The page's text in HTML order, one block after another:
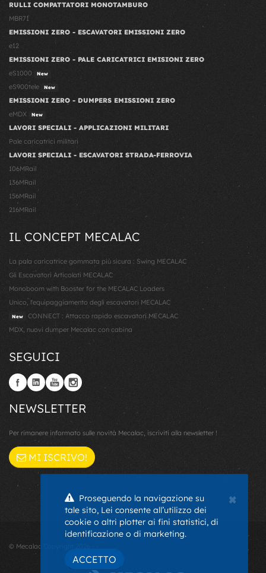
RULLI COMPATTATORI MONOTAMBURO
MBR71
EMISSIONI ZERO - ESCAVATORI EMISSIONI ZERO
e12
EMISSIONI ZERO - PALE CARICATRICI EMISIONI ZERO
eS1000
New
eS900tele New
EMISSIONI ZERO - DUMPERS EMISSIONI ZERO
eMDX
New
LAVORI SPECIALI - APPLICAZIONI MILITARI
Pale caricatrici militari
LAVORI SPECIALI - ESCAVATORI STRADA-FERROVIA
106MRail
136MRail
156MRail
216MRail
IL CONCEPT MECALAC
La pala caricatrice gommata più sicura : Swing MECALAC
Gli Escavatori Articolati MECALAC
Monoboom with Booster for the MECALAC Loaders
Unico, l'equipaggiamento degli escavatori MECALAC
New
CONNECT : Attacco rapido escavatori MECALAC
MDX, nuovi dumper Mecalac con cabina
SEGUICI
NEWSLETTER
Per rimanere informato sulle novità Mecalac, iscriviti alla newsletter !
MI ISCRIVO!
© Mecalac Copyright 2026 - -
×
Proseguendo la navigazione su
tale sito, Lei consente all’utilizzo dei
cookie o altri plotter ai fini statistici, di
identificazione o di marketing.
ACCETTO